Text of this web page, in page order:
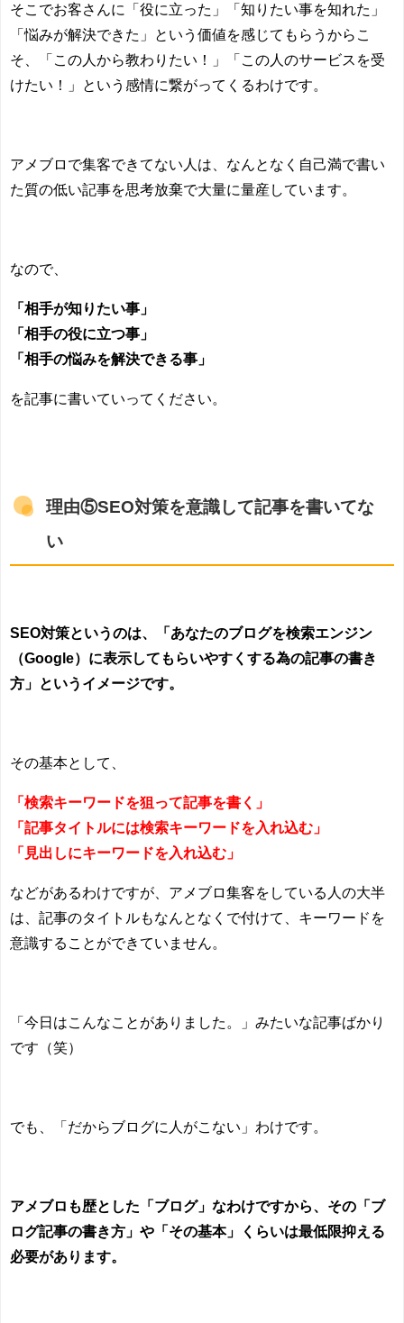
そこでお客さんに「役に立った」「知りたい事を知れた」
「悩みが解決できた」という価値を感じてもらうからこ
そ、「この人から教わりたい！」「この人のサービスを受
けたい！」という感情に繋がってくるわけです。
アメブロで集客できてない人は、なんとなく自己満で書い
た質の低い記事を思考放棄で大量に量産しています。
なので、
「相手が知りたい事」
「相手の役に立つ事」
「相手の悩みを解決できる事」
を記事に書いていってください。
理由⑤SEO対策を意識して記事を書いてな
い
SEO対策というのは、「あなたのブログを検索エンジン
（Google）に表示してもらいやすくする為の記事の書き
方」というイメージです。
その基本として、
「検索キーワードを狙って記事を書く」
「記事タイトルには検索キーワードを入れ込む」
「見出しにキーワードを入れ込む」
などがあるわけですが、アメブロ集客をしている人の大半
は、記事のタイトルもなんとなくで付けて、キーワードを
意識することができていません。
「今日はこんなことがありました。」みたいな記事ばかり
です（笑）
でも、「だからブログに人がこない」わけです。
アメブロも歴とした「ブログ」なわけですから、その「ブ
ログ記事の書き方」や「その基本」くらいは最低限抑える
必要があります。